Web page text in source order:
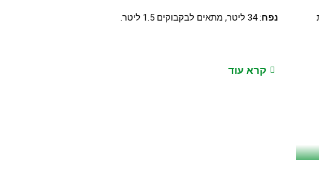
נפח: 34 ליטר, מתאים לבקבוקים 1.5 ליטר.
קרא עוד